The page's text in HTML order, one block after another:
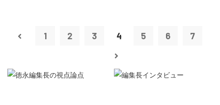
1 2 3 4 5 6 7